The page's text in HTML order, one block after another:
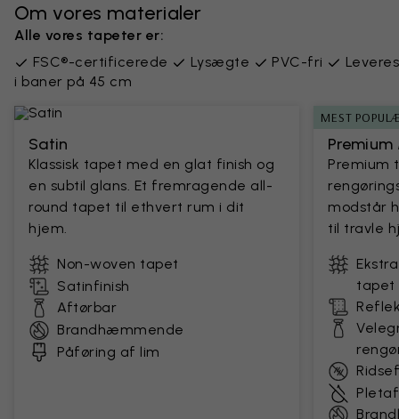
Om vores materialer
Alle vores tapeter er:
FSC®-certificerede
Lysægte PVC-fri
Leveres
i baner på 45 cm
Satin
Klassisk tapet med en glat finish og
en subtil glans. Et fremragende all-
round tapet til ethvert rum i dit
hjem.
Non-woven tapet
Satinfinish
Aftørbar
Brandhæmmende
Påføring af lim
MEST
Premium
modstår
til travle
tapet